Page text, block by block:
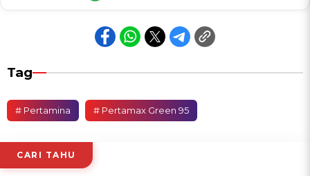
Tag
# Pertamina # Pertamax Green 95
CARI TAHU